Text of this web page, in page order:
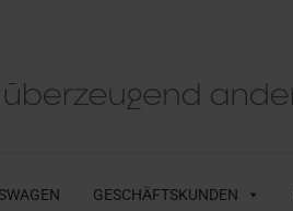
GESCHÄFTSKUNDEN